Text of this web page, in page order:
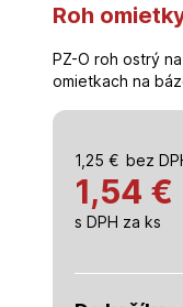
Roh
PZ-O roh ostrý
omietkach na
1,25 € bez
1,54 €
s DPH za ks